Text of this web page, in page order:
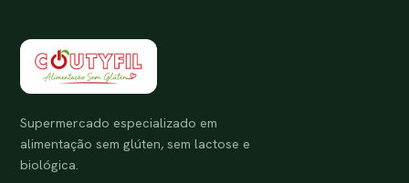
Supermercado especializado em
alimentação sem glúten, sem lactose e
biológica.